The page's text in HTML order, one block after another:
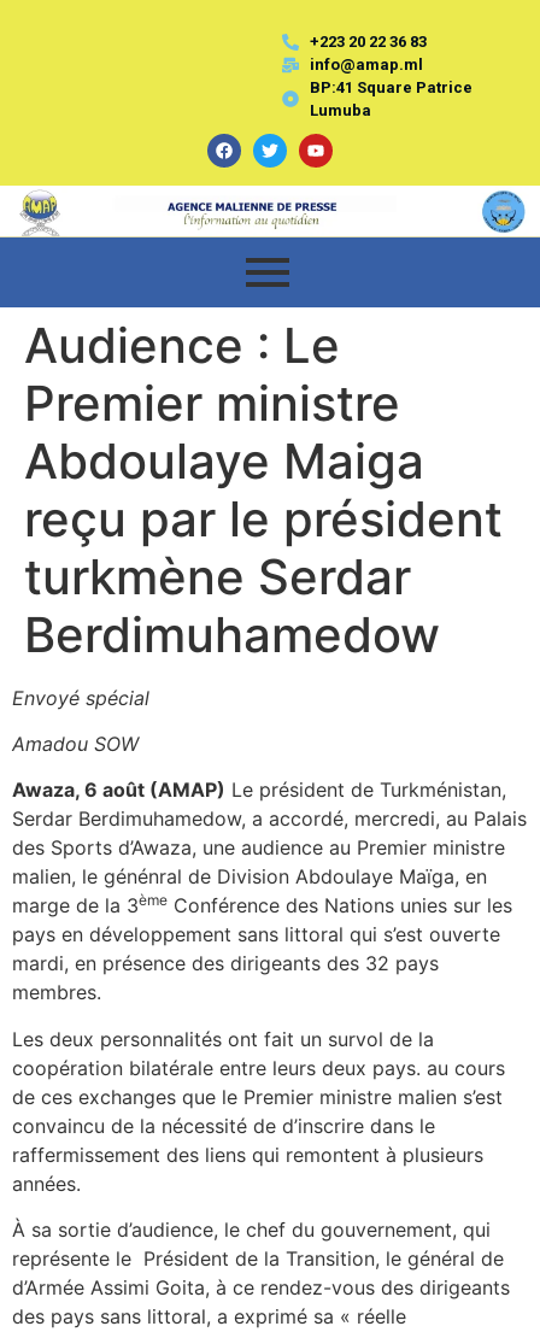
+223 20 22 36 83
info@amap.ml
BP:41 Square Patrice
Lumuba
Audience : Le
Premier ministre
Abdoulaye Maiga
reçu par le président
turkmène Serdar
Berdimuhamedow
Envoyé spécial
Amadou SOW
Awaza, 6 août (AMAP) Le président de Turkménistan,
Serdar Berdimuhamedow, a accordé, mercredi, au Palais
des Sports d’Awaza, une audience au Premier ministre
malien, le génénral de Division Abdoulaye Maïga, en
marge de la 3ème Conférence des Nations unies sur les
pays en développement sans littoral qui s’est ouverte
mardi, en présence des dirigeants des 32 pays
membres.
Les deux personnalités ont fait un survol de la
coopération bilatérale entre leurs deux pays. au cours
de ces exchanges que le Premier ministre malien s’est
convaincu de la nécessité de d’inscrire dans le
raffermissement des liens qui remontent à plusieurs
années.
À sa sortie d’audience, le chef du gouvernement, qui
représente le Président de la Transition, le général de
d’Armée Assimi Goita, à ce rendez-vous des dirigeants
des pays sans littoral, a exprimé sa « réelle